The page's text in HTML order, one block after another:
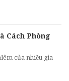
Cách Phòng
của nhiều gia